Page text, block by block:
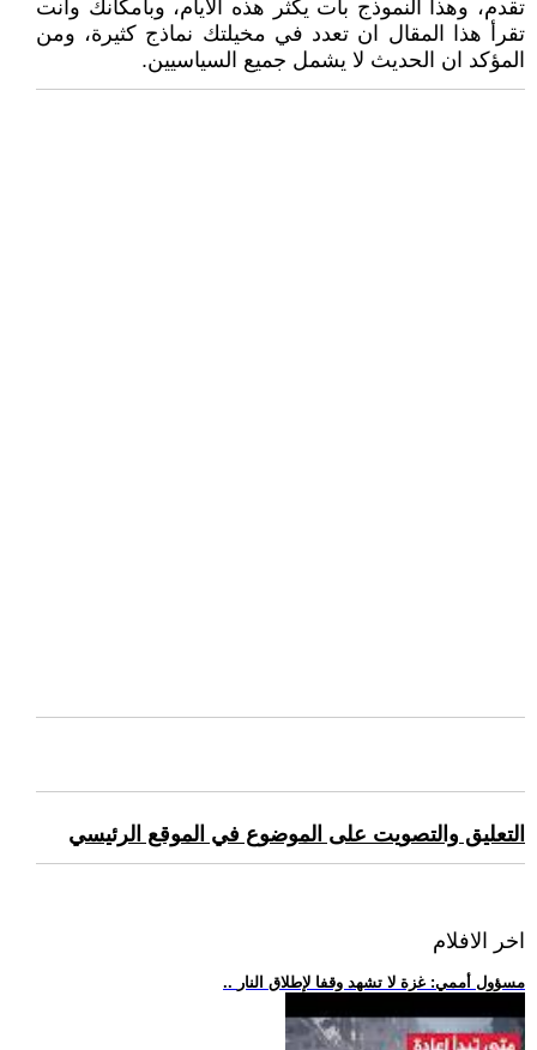
تقدم، وهذا النموذج بات يكثر هذه الايام، وبأمكانك وانت
تقرأ هذا المقال ان تعدد في مخيلتك نماذج كثيرة، ومن
المؤكد ان الحديث لا يشمل جميع السياسيين.
التعليق والتصويت على الموضوع في الموقع الرئيسي
اخر الافلام
.. مسؤول أممي: غزة لا تشهد وقفا لإطلاق النار